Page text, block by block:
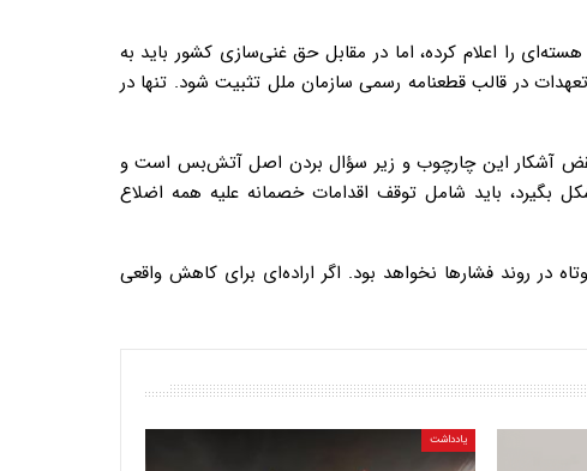
را اعلام کرده، اما در مقابل حق غنی‌سازی کشور باید به
در قالب قطعنامه رسمی سازمان ملل تثبیت شود. تنها در
نقض آشکار این چارچوب و زیر سؤال بردن اصل آتش‌بس است و
بگیرد، باید شامل توقف اقدامات خصمانه علیه همه اضلاع
روند فشارها نخواهد بود. اگر اراده‌ای برای کاهش واقعی
یادداشت